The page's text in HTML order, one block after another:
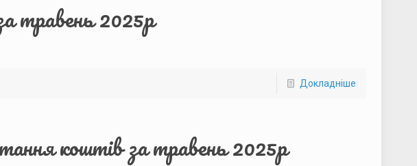
травень 2025р
Докладніше
коштів за травень 2025р